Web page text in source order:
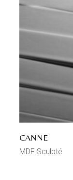
CANNE
MDF Sculpté